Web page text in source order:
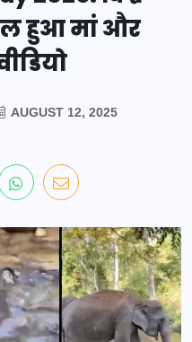
हुआ मां और
AUGUST 12, 2025